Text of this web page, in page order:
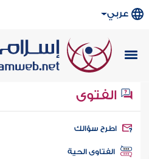
عربي
الفتوى
سؤالك